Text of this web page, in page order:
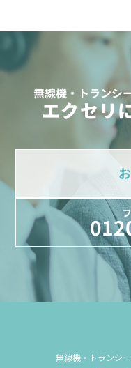
無線機・トランシ
エクセリ
無線機・トランシ